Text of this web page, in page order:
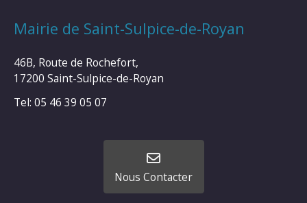
Mairie de Saint-Sulpice-de-Royan
46B, Route de Rochefort,
17200 Saint-Sulpice-de-Royan
Tel: 05 46 39 05 07
Nous Contacter